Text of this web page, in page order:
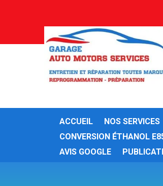
ACCUEIL NOS SERVICES
CONVERSION ÉTHANOL
AVIS GOOGLE